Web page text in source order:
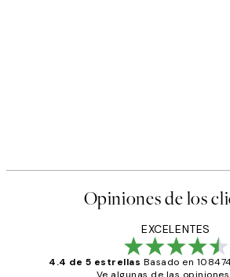
Opiniones de los
EXCELENTES
4.4 de 5 estrellas Basado en